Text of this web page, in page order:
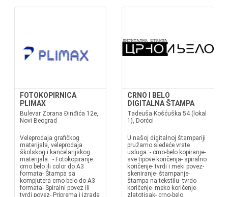
FOTOKOPIRNICA
PLIMAX
Bulevar Zorana Đinđića 12e,
Novi Beograd
Veleprodaja grafičkog
materijala, veleprodaja
školskog i kancelarijskog
materijala. - Fotokopiranje
crno belo ili color do A3
formata- Štampa sa
kompjutera crno belo do A3
formata- Spiralni povez ili
tvrdi povez- Priprema i izrada
CRNO I BELO
DIGITALNA ŠTAMPA
Tadeuša Košćuška 54 (lokal
1), Dorćol
U našoj digitalnoj štampariji
pružamo sledeće vrste
usluga: - crno-belo kopiranje-
sve tipove koričenja- spiralno
koričenje- tvrdi i meki povez-
skeniranje- štampanje-
štampa na tekstilu- tvrdo
koričenje- meko koričenje-
zlatotisak- crno-belo